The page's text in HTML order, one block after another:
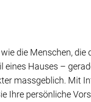
die Menschen, die
eines Hauses –
massgeblich. Mit
Ihre persönliche